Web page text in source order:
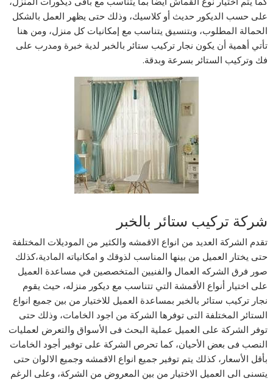
على حسب الديكور حديث أو كلاسيك، وذلك حتى يظهر العمل بالشكل
الحمالة المطلوب، وبتنسيق يتناسب مع إمكانيات كل منزل، ومن هنا
تأتي أهمية أن يكون نجار تركيب ستائر بالخبر لدية خبرة ومدرب على
فك وتركيب الستائر بسرعة وبدقة.
شركة تركيب ستائر بالخبر
تقدم الشركة العديد من انواع الاقمشه والكثير من الموديلات المختلفة
حتى يختار العميل من بينها المناسب لذوقك و امكانياته المادية،كذلك
صور فرق الشركه العمال والفنيين المتخصصين في مساعدة العميل
على اختيار أنواع الأقمشة التي تتناسب مع ديكور منزله، حيث يقوم
نجار تركيب ستائر بالخبر بمساعدة العميل للاختيار من بين جميع انواع
الستائر المختلفة التى توفرها الشركة من اجود الخامات، وذلك حتى
توفر الشركة على العميل عملية البحث فى الأسواق والتعرض لعمليات
النصب فى بعض الأحيان، كما تحرص الشركة على توفير أجود الخامات
بأقل الأسعار، كذلك يتم توفير جميع انواع الاقمشه وجميع الالوان حتى
يتسنى الى العميل الاختيار من بين المعروض من الشركة، وعلى الرغم